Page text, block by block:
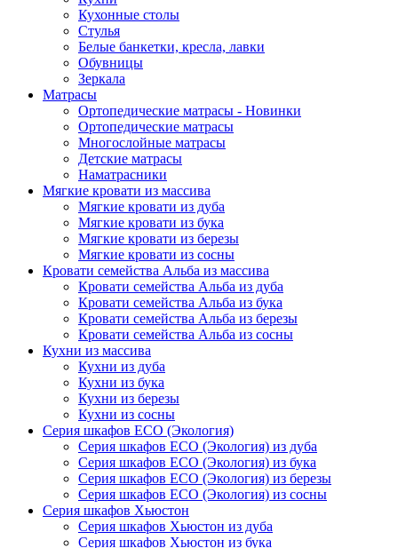
Кухонные столы
Стулья
Белые банкетки, кресла, лавки
Обувницы
Зеркала
Матрасы
Ортопедические матрасы - Новинки
Ортопедические матрасы
Многослойные матрасы
Детские матрасы
Наматрасники
Мягкие кровати из массива
Мягкие кровати из дуба
Мягкие кровати из бука
Мягкие кровати из березы
Мягкие кровати из сосны
Кровати семейства Альба из массива
Кровати семейства Альба из дуба
Кровати семейства Альба из бука
Кровати семейства Альба из березы
Кровати семейства Альба из сосны
Кухни из массива
Кухни из дуба
Кухни из бука
Кухни из березы
Кухни из сосны
Серия шкафов ECO (Экология)
Серия шкафов ECO (Экология) из дуба
Серия шкафов ECO (Экология) из бука
Серия шкафов ECO (Экология) из березы
Серия шкафов ECO (Экология) из сосны
Серия шкафов Хьюстон
Серия шкафов Хьюстон из дуба
Серия шкафов Хьюстон из бука